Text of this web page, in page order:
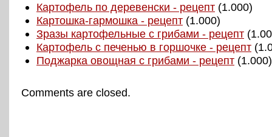
Картофель по деревенски - рецепт (1.000)
Картошка-гармошка - рецепт (1.000)
Зразы картофельные с грибами - рецепт
Картофель с печенью в горшочке - рецепт
Поджарка овощная с грибами - рецепт (1.000)
Comments are closed.